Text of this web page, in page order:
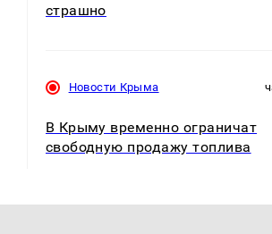
страшно
Новости Крыма
В Крыму временно ограничат
свободную продажу топлива